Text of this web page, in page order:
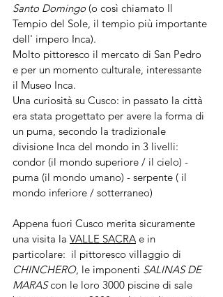
Santo Domingo (o così chiamato Il
Tempio del Sole, il tempio più importante
dell' impero Inca).
Molto pittoresco il mercato di San Pedro
e per un momento culturale, interessante
il Museo Inca.
Una curiosità su Cusco: in passato la città
era stata progettato per avere la forma di
un puma, secondo la tradizionale
divisione Inca del mondo in 3 livelli:
condor (il mondo superiore / il cielo) -
puma (il mondo umano) - serpente ( il
mondo inferiore / sotterraneo)
Appena fuori Cusco merita sicuramente
una visita la VALLE SACRA e in
particolare:  il pittoresco villaggio di
CHINCHERO, le imponenti SALINAS DE
MARAS con le loro 3000 piscine di sale